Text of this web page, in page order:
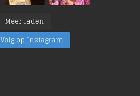
Meer laden
Volg op Instagram